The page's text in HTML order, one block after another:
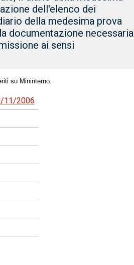
dell'elenco dei
della medesima prova
documentazione necessaria
ai sensi
su Mininterno.
11/2006